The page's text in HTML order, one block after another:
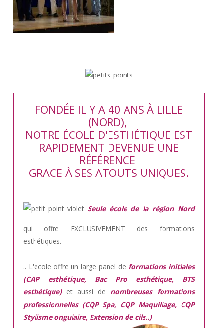
FONDÉE IL Y A 40 ANS À LILLE
(NORD),
NOTRE ÉCOLE D'ESTHÉTIQUE EST
RAPIDEMENT DEVENUE UNE
RÉFÉRENCE
GRACE À SES ATOUTS UNIQUES.
Seule école de la région Nord
qui offre EXCLUSIVEMENT des formations
esthétiques.
.. L'école offre un large panel de formations initiales
(CAP esthétique, Bac Pro esthétique, BTS
esthétique) et aussi de nombreuses formations
professionnelles (CQP Spa, CQP Maquillage, CQP
Stylisme ongulaire, Extension de cils..)